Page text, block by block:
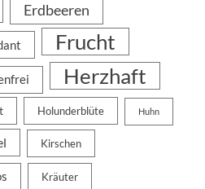
Erdbeeren
Frucht
Herzhaft
Holunderblüte Huhn
Kirschen
Kräuter